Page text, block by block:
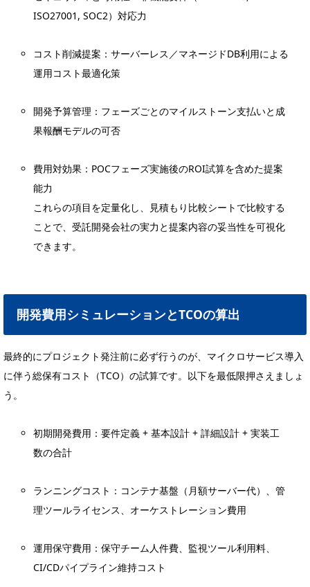
ISO27001, SOC2）対応力
コスト削減提案：サーバーレス／マネージドDB利用による
運用コスト最適化策
開発予算管理：フェーズごとのマイルストーン支払いと成
果報酬モデルの可否
費用対効果：POCフェーズ実施後のROI試算を含めた提案
能力
これらの項目を定量化し、見積もり比較シートで比較する
ことで、受託開発会社の実力と提案内容の妥当性を可視化
できます。
開発費用シミュレーションとTCOの算出
最終的にプロジェクト発注前に必ず行うのが、マイクロサービス導入
に伴う総保有コスト（TCO）の試算です。以下を最低限押さえましょ
う。
初期開発費用：要件定義 + 基本設計 + 詳細設計 + 実装工
数の合計
ランニングコスト：コンテナ基盤（月額サーバー代）、管
理ツールライセンス、オーケストレーション費用
運用保守費用：保守チーム人件費、監視ツール利用料、
CI/CDパイプライン維持コスト